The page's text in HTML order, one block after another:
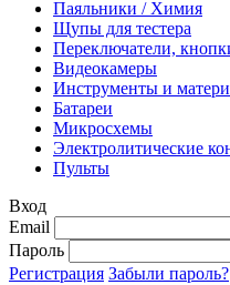
Паяльники / Химия
Щупы для тестера
Переключатели,
Видеокамеры
Инструменты и
Батареи
Микросхемы
Электролитические
Пульты
Вход
Email
Пароль
Регистрация Забыли пароль?